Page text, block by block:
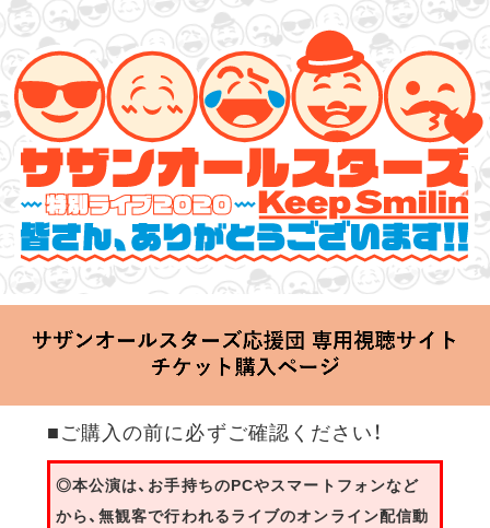
サザンオールスターズ 特別ライブ 2020
「Keep Smilin’～皆さん、ありがとうございます!!～」
2020.06.25 Thu 20:00 Start at 横浜アリーナ
■ご購入の前に必ずご確認ください！
◎本公演は、お手持ちのPCやスマートフォンなど
から、無観客で行われるライブのオンライン配信動